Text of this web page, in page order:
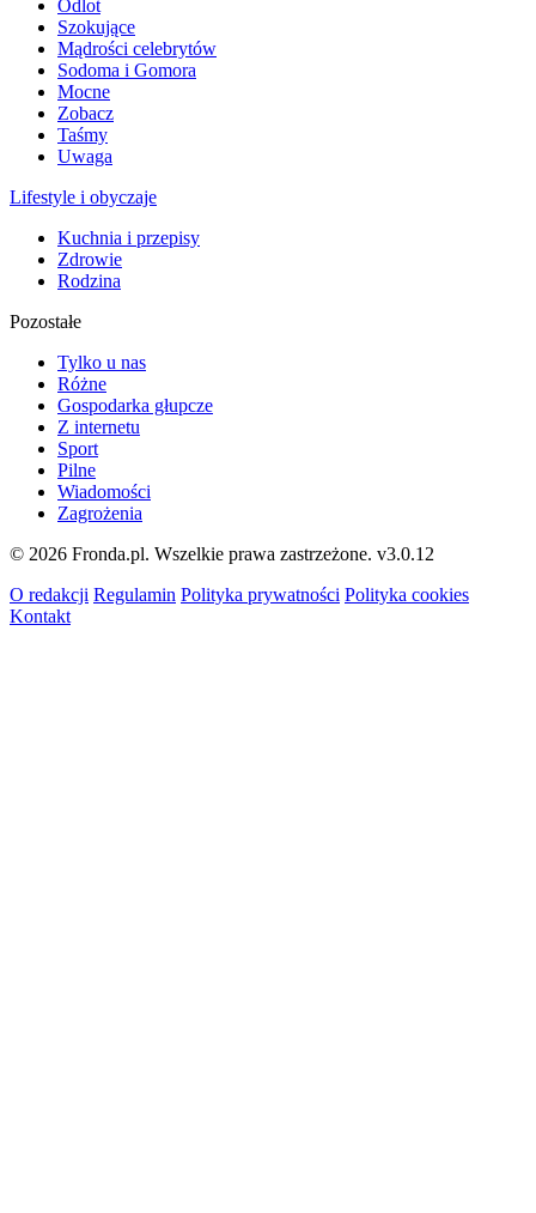
Odlot
Szokujące
Mądrości celebrytów
Sodoma i Gomora
Mocne
Zobacz
Taśmy
Uwaga
Lifestyle i obyczaje
Kuchnia i przepisy
Zdrowie
Rodzina
Pozostałe
Tylko u nas
Różne
Gospodarka głupcze
Z internetu
Sport
Pilne
Wiadomości
Zagrożenia
© 2026 Fronda.pl. Wszelkie prawa zastrzeżone. v3.0.12
O redakcji Regulamin Polityka prywatności Polityka cookies
Kontakt